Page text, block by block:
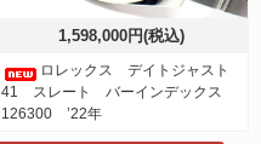
1,598,000円(税込)
ロレックス デイトジャスト
41 スレート バーインデックス
126300 ’22年